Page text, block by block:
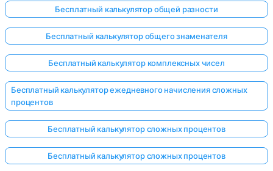
Бесплатный калькулятор общей разности
Бесплатный калькулятор общего знаменателя
Бесплатный калькулятор комплексных чисел
Бесплатный калькулятор ежедневного начисления сложных
процентов
Бесплатный калькулятор сложных процентов
Бесплатный калькулятор сложных процентов